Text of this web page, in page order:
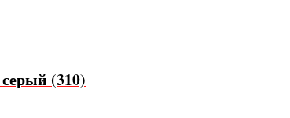
(310)